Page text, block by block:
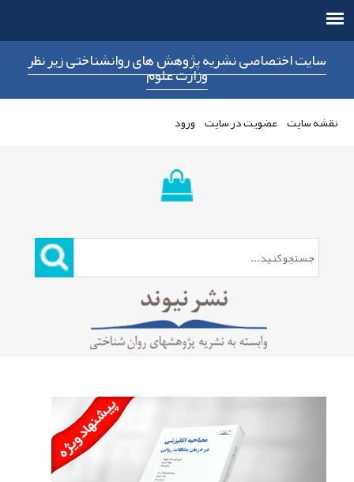
سایت اختصاصی نشریه پژوهش های روانشناختی زیر نظر
وزارت علوم
نقشه سایت عضویت در سایت ورود